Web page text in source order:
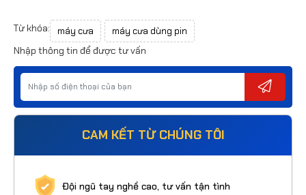
Từ khóa: máy cưa máy cưa dùng pin
Nhập thông tin để được tư vấn
CAM KẾT TỪ CHÚNG TÔI
Đội ngũ tay nghề cao, tư vấn tận tình